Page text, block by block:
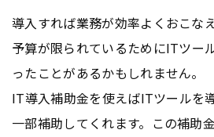
導入すれば業務が効率よくおこな
予算が限られているためにITツー
ったことがあるかもしれません。
IT導入補助金を使えばITツールを
一部補助してくれます。この補助